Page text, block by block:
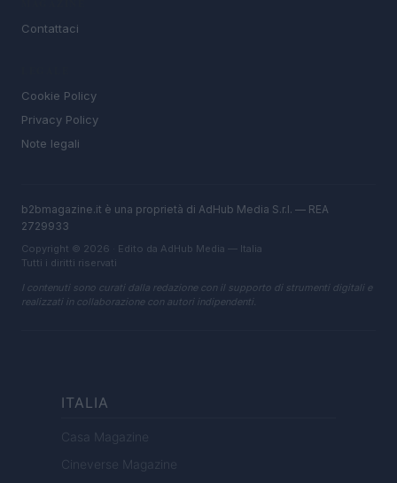
Contattaci
Cookie Policy
Privacy Policy
Note legali
b2bmagazine.it è una proprietà di AdHub Media S.r.l. — REA
2729933
Copyright © 2026 · Edito da AdHub Media — Italia
Tutti i diritti riservati
I contenuti sono curati dalla redazione con il supporto di strumenti digitali e
realizzati in collaborazione con autori indipendenti.
ITALIA
Casa Magazine
Cineverse Magazine